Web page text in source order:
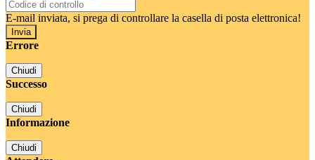
E-mail inviata, si prega di controllare la casella di posta elettronica!
Errore
Chiudi
Successo
Chiudi
Informazione
Chiudi